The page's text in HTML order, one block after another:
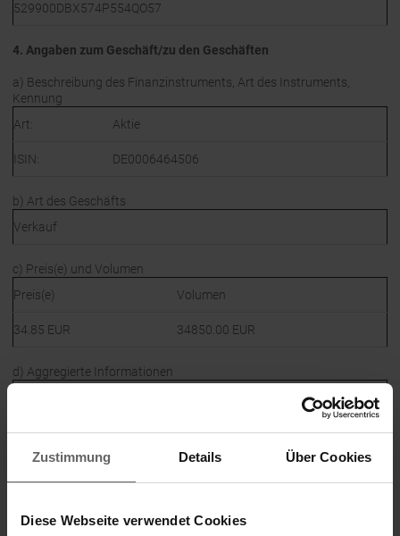
Zustimmung Details Über Cookies
Diese Webseite verwendet Cookies
529900DBX574P554QO57
4. Angaben zum Geschäft/zu den Geschäften
a) Beschreibung des Finanzinstruments, Art des Instruments,
Kennung
Art:
Aktie
ISIN: DE0006464506
b) Art des Geschäfts
Verkauf
c) Preis(e) und Volumen
Preis(e)
Volumen
34.85 EUR 34850.00 EUR
d) Aggregierte Informationen
34.85 EUR 34850.00 EUR